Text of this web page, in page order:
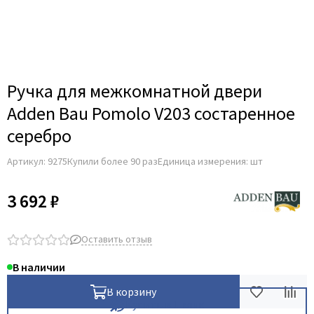
Aldeghi Luigi
Alvero
Archie
Armadillo
Aurum Doors
Bravo
Comaglio
Ручка для межкомнатной двери
Adden Bau Pomolo V203 состаренное
серебро
Артикул: 9275Купили более 90 разЕдиница измерения: шт
3 692 ₽
Оставить отзыв
В наличии
В корзину